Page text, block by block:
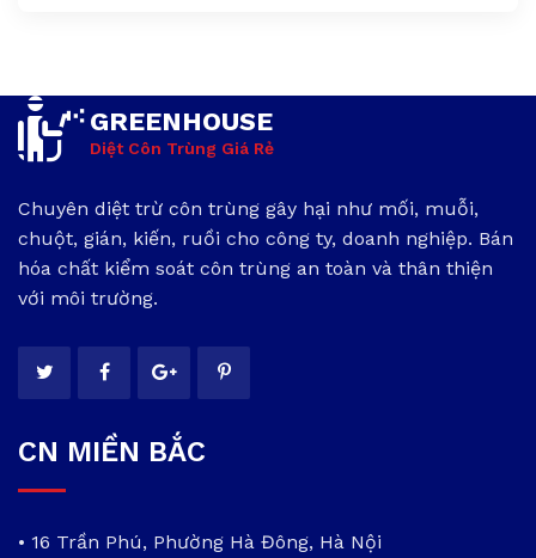
GREENHOUSE
Diệt Côn Trùng Giá Rẻ
Chuyên diệt trừ côn trùng gây hại như mối, muỗi,
chuột, gián, kiến, ruồi cho công ty, doanh nghiệp. Bán
hóa chất kiểm soát côn trùng an toàn và thân thiện
với môi trường.
CN MIỀN BẮC
• 16 Trần Phú, Phường Hà Đông, Hà Nội